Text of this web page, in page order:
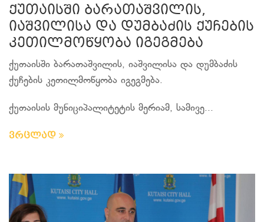
ქუთაისში ბარათაშვილის,
იაშვილისა და დუმბაძის ქუჩების
კეთილმოწყობა იგეგმება
ქუთაისში ბარათაშვილის, იაშვილისა და დუმბაძის
ქუჩების კეთილმოწყობა იგეგმება.
ქუთაისის მუნიციპალიტეტის მერიამ, სამივე...
ვრცლად